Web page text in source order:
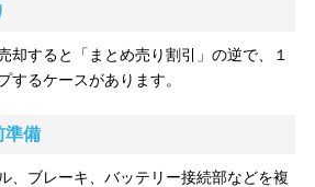
却すると「まとめ売り割引」の逆で、１
するケースがあります。
準備
、ブレーキ、バッテリー接続部などを複